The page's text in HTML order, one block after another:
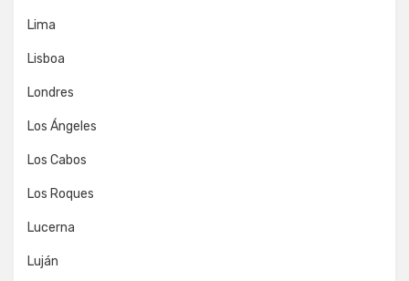
Lima
Lisboa
Londres
Los Ángeles
Los Cabos
Los Roques
Lucerna
Luján